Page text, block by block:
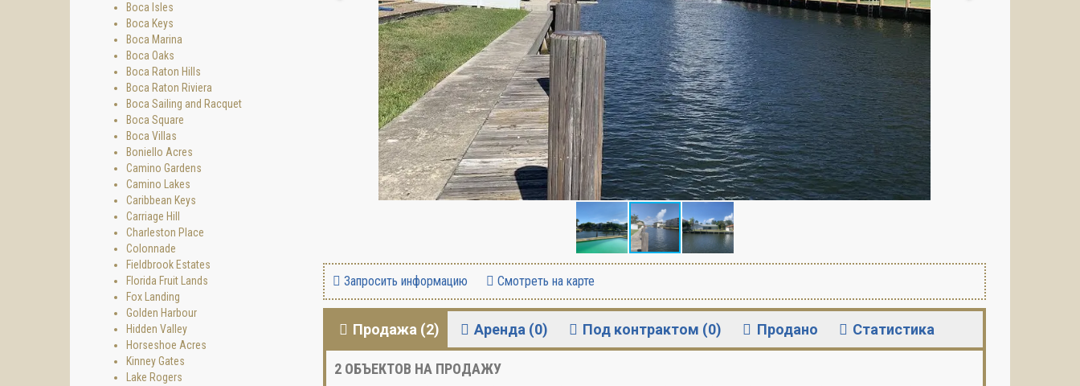
Запросить информацию Смотреть на карте
Продажа (2) Аренда (0) Под контрактом (0) Продано Статистика
2 ОБЪЕКТОВ НА ПРОДАЖУ
Boca Isles
Boca Keys
Boca Marina
Boca Oaks
Boca Raton Hills
Boca Raton Riviera
Boca Sailing and Racquet
Boca Square
Boca Villas
Boniello Acres
Camino Gardens
Camino Lakes
Caribbean Keys
Carriage Hill
Charleston Place
Colonnade
Fieldbrook Estates
Florida Fruit Lands
Fox Landing
Golden Harbour
Hidden Valley
Horseshoe Acres
Kinney Gates
Lake Rogers